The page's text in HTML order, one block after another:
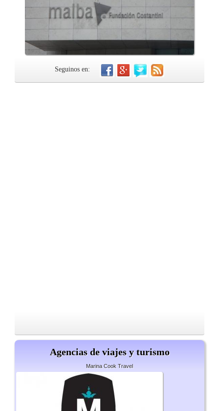
Seguinos en:
Agencias de viajes y turismo
Marina Cook Travel